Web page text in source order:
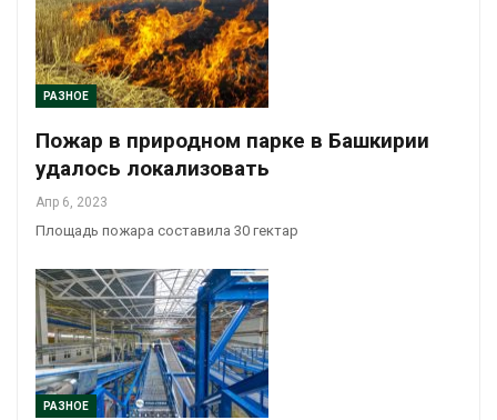
РАЗНОЕ
Пожар в природном парке в Башкирии
удалось локализовать
Апр 6, 2023
Площадь пожара составила 30 гектар
РАЗНОЕ